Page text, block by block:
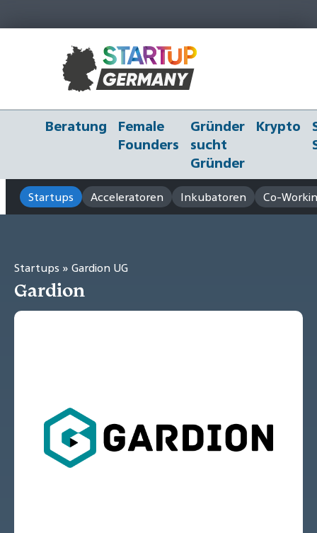
Beratung
Female
Founders
Gründer
sucht
Gründer
Krypto
Startups Acceleratoren Inkubatoren Co-
Startups » Gardion UG
Gardion